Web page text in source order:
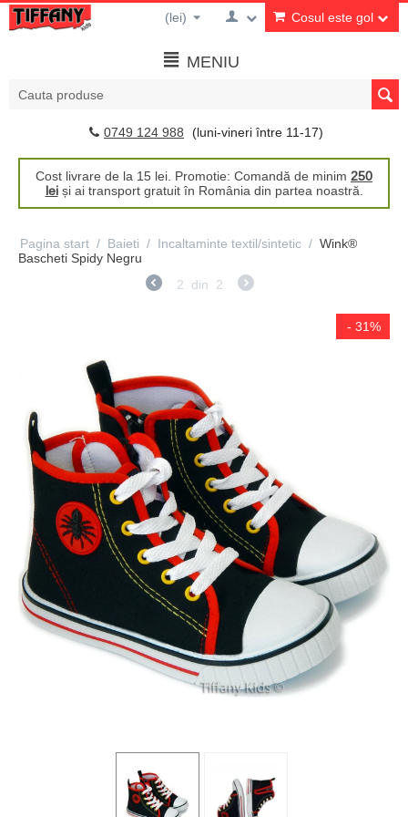
Cosul este gol
(lei)
MENIU
0749 124 988 (luni-vineri între 11-17)
Cost livrare de la 15 lei. Promotie: Comandă de minim 250
leiși ai transport gratuit în România din partea noastră.
Pagina start / Baieti / Incaltaminte textil/sintetic / Wink®
Bascheti Spidy Negru
2
din 2
- 31%